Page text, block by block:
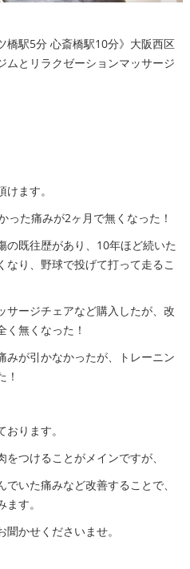
橋駅5分 心斎橋駅10分》大阪西区
ムとリラクゼーションマッサージ
ます。
った痛みが2ヶ月で無くなった！
の既往歴があり、10年ほど続いた
り、野球で投げて打って走るこ
サージチェアなど購入したが、改
無くなった！
みが引かなかったが、トレーニン
！
ります。
つけることがメインですが、
いた痛みなど改善することで、
す。
かせくださいませ。